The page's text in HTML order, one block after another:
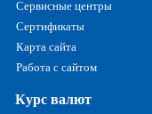
Сервисные центры
Сертификаты
Карта сайта
Работа с сайтом
Курс валют